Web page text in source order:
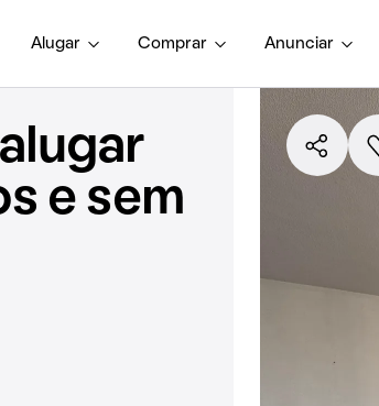
Alugar Comprar Anunciar
e sem